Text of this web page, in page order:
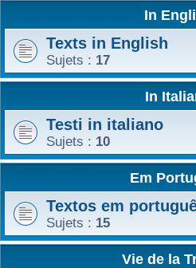
In
Texts in English
Sujets : 17
In
Testi in italiano
Sujets : 10
Em
Textos em
Sujets : 15
Vie de la